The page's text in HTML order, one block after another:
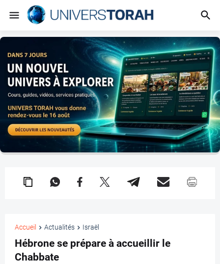
Accueil Actualités Israël
Hébrone se prépare à accueillir le
Chabbate